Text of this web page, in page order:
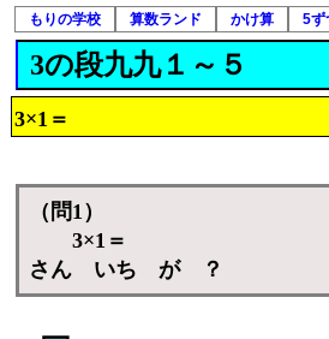
もりの学校 算数ランド かけ算 5ず
3の段九九１～５
3×1＝
（問1）
3×1＝
さん いち が ？